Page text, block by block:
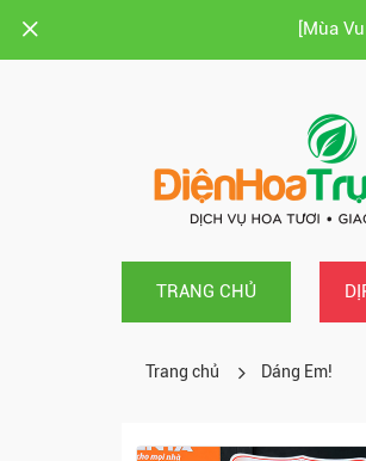
[Mùa
TRANG CHỦ
Trang chủ Dáng Em!